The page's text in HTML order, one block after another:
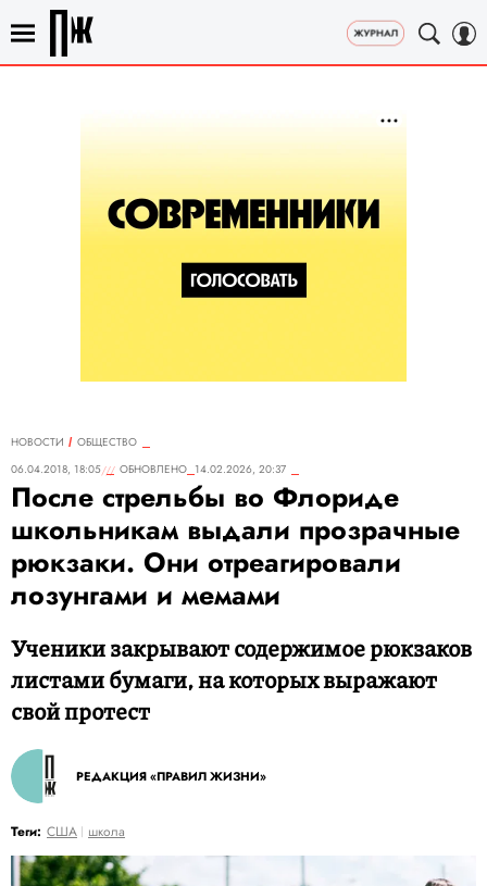
НОВОСТИ
ОБЩЕСТВО
06.04.2018, 18:05
ОБНОВЛЕНО 14.02.2026, 20:37
После стрельбы во Флориде
школьникам выдали прозрачные
рюкзаки. Они отреагировали
лозунгами и мемами
Ученики закрывают содержимое рюкзаков
листами бумаги, на которых выражают
свой протест
РЕДАКЦИЯ «ПРАВИЛ ЖИЗНИ»
Теги: США школа